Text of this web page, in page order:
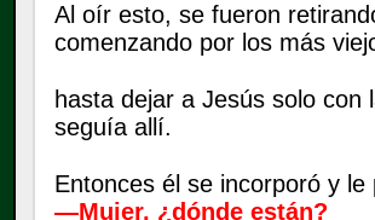
Al oír esto, se fueron
comenzando por los más
hasta dejar a Jesús solo con
seguía allí.
Entonces él se incorporó y le
—Mujer, ¿dónde están?